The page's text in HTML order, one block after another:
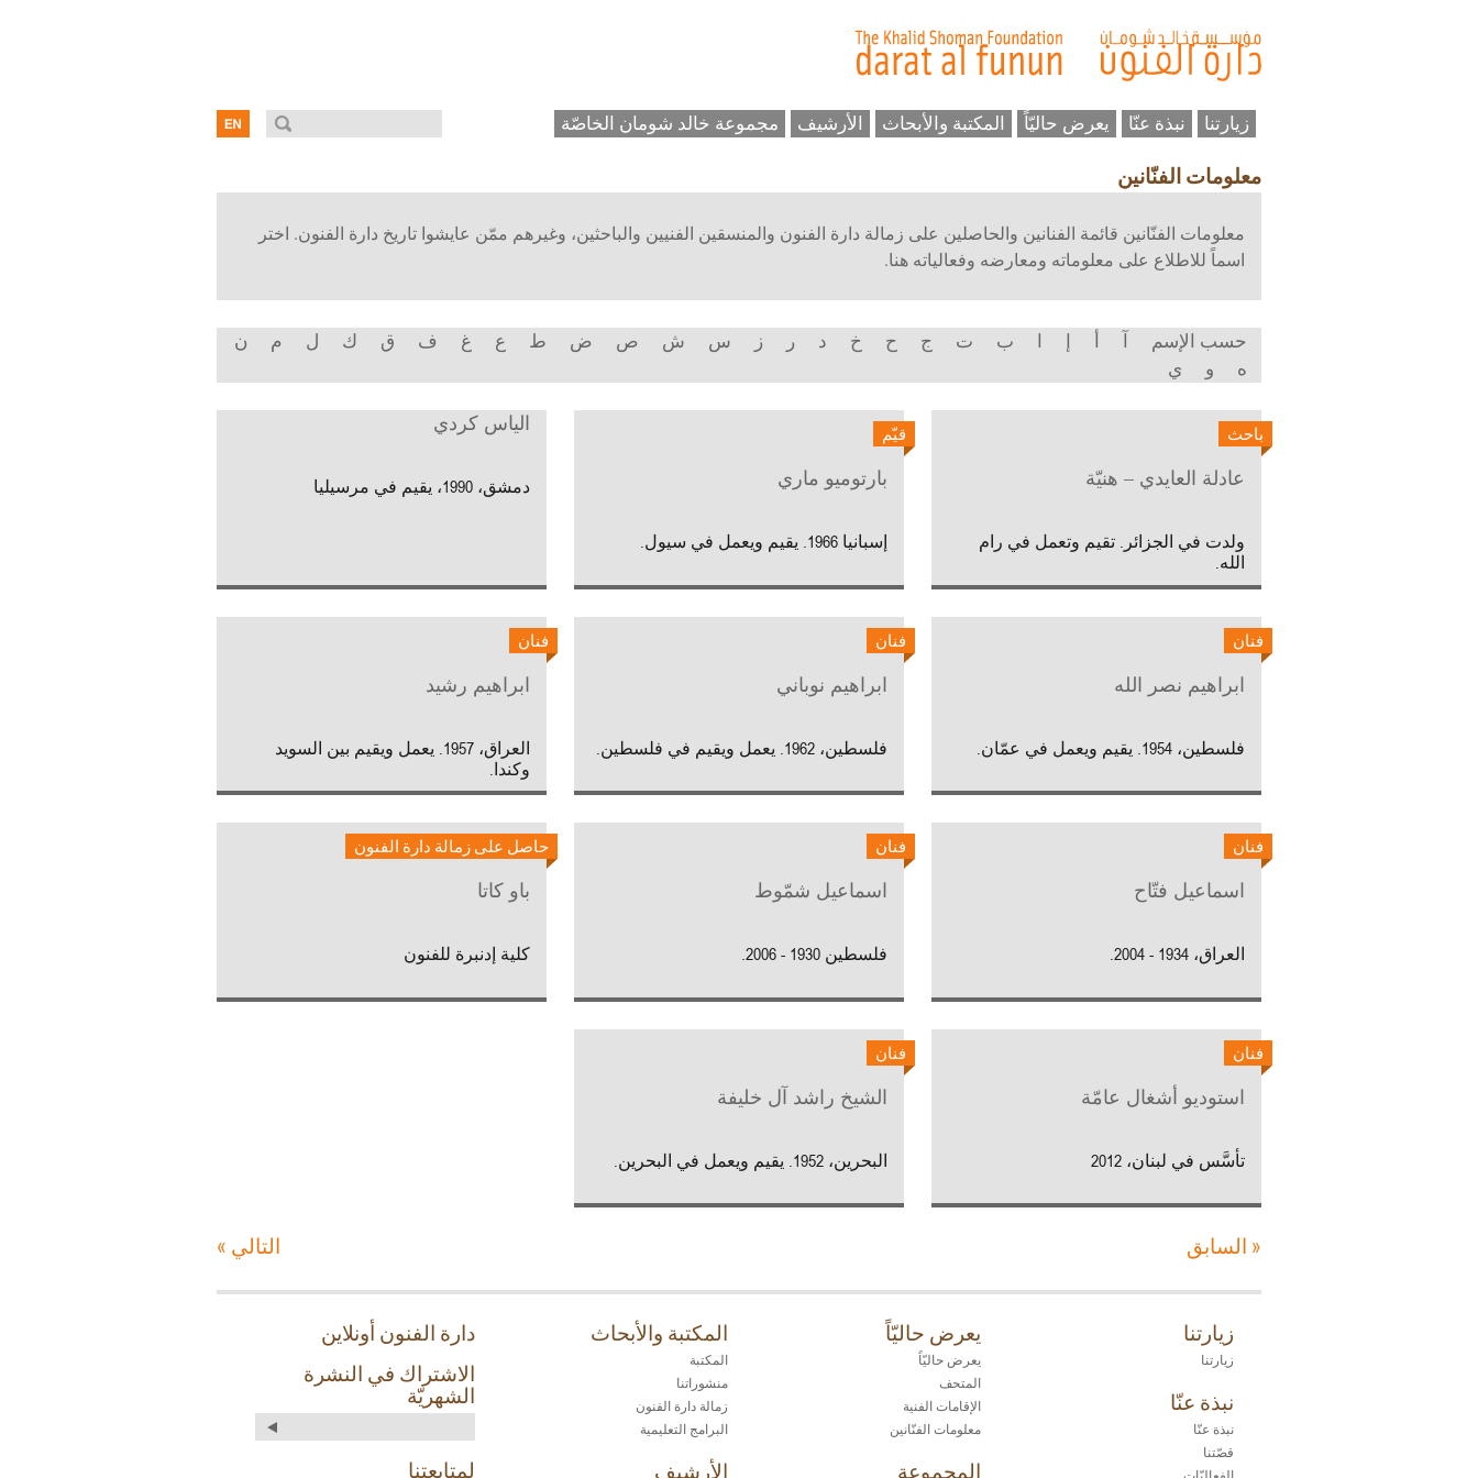
زيارتنا نبذة عنّا يعرض حاليّاً المكتبة والأبحاث الأرشيف مجموعة خالد شومان الخاصّة
معلومات الفنّانين
معلومات الفنّانين قائمة الفنانين والحاصلين على زمالة دارة الفنون والمنسقين الفنيين والباحثين، وغيرهم ممّن عايشوا تاريخ دارة الفنون. اختر
اسماً للاطلاع على معلوماته ومعارضه وفعالياته هنا.
حسب الإسم آ أ إ ا ب ت ج ح خ د ر ز س ش ص ض ط ع غ ف ق ك ل م
ن
ه
و ي
باحث
عادلة العايدي – هنيّة
ولدت في الجزائر. تقيم وتعمل في رام
الله.
قيّم
بارتوميو ماري
إسبانيا 1966. يقيم ويعمل في سيول.
الياس كردي
دمشق، 1990، يقيم في مرسيليا
فنان
ابراهيم نصر الله
فلسطين، 1954. يقيم ويعمل في عمّان.
فنان
ابراهيم نوباني
فلسطين، 1962. يعمل ويقيم في فلسطين.
فنان
ابراهيم رشيد
العراق، 1957. يعمل ويقيم بين السويد
وكندا.
فنان
اسماعيل فتّاح
العراق، 1934 - 2004.
فنان
اسماعيل شمّوط
فلسطين 1930 - 2006.
حاصل على زمالة دارة الفنون
باو كاتا
كلية إدنبرة للفنون
فنان
استوديو أشغال عامّة
تأسَّس في لبنان، 2012
فنان
الشيخ راشد آل خليفة
البحرين، 1952. يقيم ويعمل في البحرين.
« السابق التالي »
زيارتنا
زيارتنا
نبذة عنّا
نبذة عنّا
قصّتنا
يعرض حاليّاً
يعرض حاليّاً
المتحف
الإقامات الفنية
معلومات الفنّانين
المجموعة
المكتبة والأبحاث
المكتبة
منشوراتنا
زمالة دارة الفنون
البرامج التعليمية
الأرشيف
دارة الفنون أونلاين
الاشتراك في النشرة
الشهريّة
لمتابعتنا